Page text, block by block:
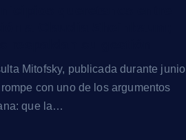
Mitofsky, publicada durante junio
con uno de los argumentos
que la…